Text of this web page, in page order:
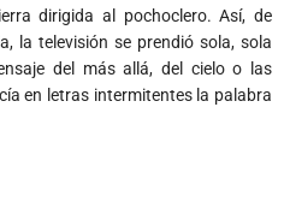
dirigida al pochoclero. Así, de
la televisión se prendió sola, sola
del más allá, del cielo o las
en letras intermitentes la palabra